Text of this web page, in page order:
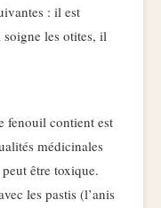
: il est
les otites, il
fenouil contient est
médicinales
être toxique.
les pastis (l’anis